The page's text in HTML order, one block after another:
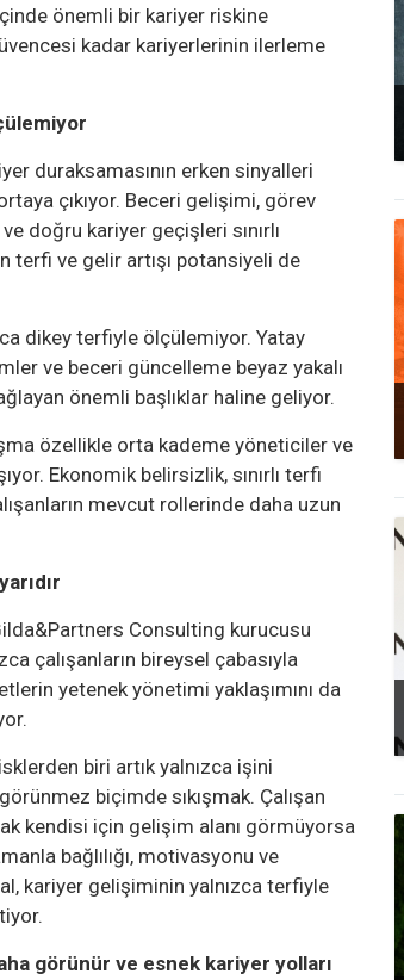
önemli bir kariyer riskine
kadar kariyerlerinin ilerleme
duraksamasının erken sinyalleri
çıkıyor. Beceri gelişimi, görev
doğru kariyer geçişleri sınırlı
terfi ve gelir artışı potansiyeli de
dikey terfiyle ölçülemiyor. Yatay
ve beceri güncelleme beyaz yakalı
önemli başlıklar haline geliyor.
özellikle orta kademe yöneticiler ve
Ekonomik belirsizlik, sınırlı terfi
mevcut rollerinde daha uzun
Consulting kurucusu
çalışanların bireysel çabasıyla
yetenek yönetimi yaklaşımını da
biri artık yalnızca işini
biçimde sıkışmak. Çalışan
kendisi için gelişim alanı görmüyorsa
bağlılığı, motivasyonu ve
kariyer gelişiminin yalnızca terfiyle
görünür ve esnek kariyer yolları